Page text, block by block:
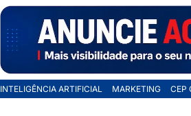
INTELIGÊNCIA ARTIFICIAL MARKETING CEP